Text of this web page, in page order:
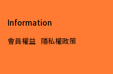
Information
會員權益 隱私權政策